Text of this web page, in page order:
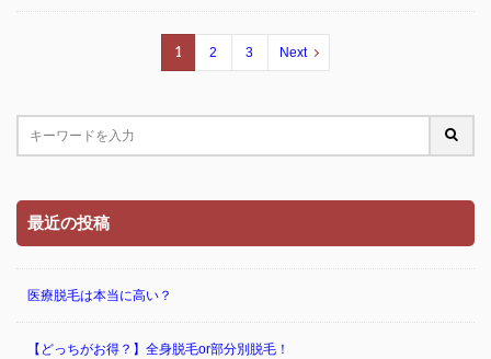
1 2 3 Next
最近の投稿
医療脱毛は本当に高い？
【どっちがお得？】全身脱毛or部分別脱毛！